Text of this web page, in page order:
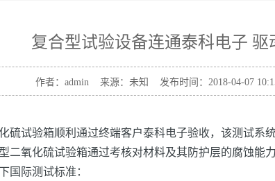
复合型试验设备连通泰科电子 驱
作者：admin 来源：未知 发布时间：2018-04-07
验箱顺利通过终端客户泰科电子验收，该测试系
二氧化硫试验箱通过考核对材料及其防护层的腐蚀能
国际测试标准：